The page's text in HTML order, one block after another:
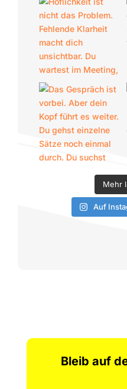
Mehr
Auf
Bleib auf